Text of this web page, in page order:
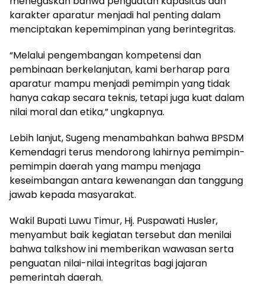
karakter aparatur menjadi hal penting dalam
menciptakan kepemimpinan yang berintegritas.
“Melalui pengembangan kompetensi dan
pembinaan berkelanjutan, kami berharap para
aparatur mampu menjadi pemimpin yang tidak
hanya cakap secara teknis, tetapi juga kuat dalam
nilai moral dan etika,” ungkapnya.
Lebih lanjut, Sugeng menambahkan bahwa BPSDM
Kemendagri terus mendorong lahirnya pemimpin-
pemimpin daerah yang mampu menjaga
keseimbangan antara kewenangan dan tanggung
jawab kepada masyarakat.
Wakil Bupati Luwu Timur, Hj. Puspawati Husler,
menyambut baik kegiatan tersebut dan menilai
bahwa talkshow ini memberikan wawasan serta
penguatan nilai-nilai integritas bagi jajaran
pemerintah daerah.